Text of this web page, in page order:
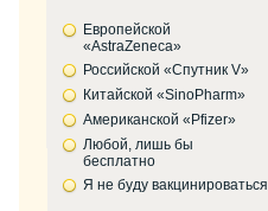
Европейской
«AstraZeneca»
Российской «Спутник V»
Китайской «SinoPharm»
Американской «Pfizer»
Любой, лишь бы
бесплатно
Я не буду вакцинироваться